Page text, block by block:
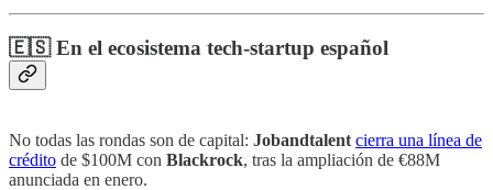
🇪🇸 En el ecosistema tech-startup español
No todas las rondas son de capital: Jobandtalent cierra una línea de
crédito de $100M con Blackrock, tras la ampliación de €88M
anunciada en enero.